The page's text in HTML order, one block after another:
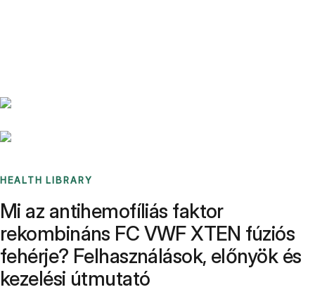
HEALTH LIBRARY
Mi az antihemofíliás faktor
rekombináns FC VWF XTEN fúziós
fehérje? Felhasználások, előnyök és
kezelési útmutató